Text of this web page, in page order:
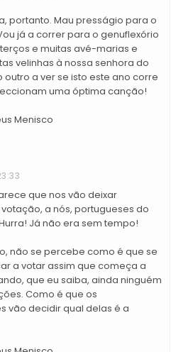
portanto. Mau presságio para o
já a correr para o genuflexório
e muitas avé-marias e
velinhas à nossa senhora do
a ver se isto este ano corre
uma óptima canção!
Menisco
que nos vão deixar
a nós, portugueses do
Já não era sem tempo!
não se percebe como é que se
a votar assim que começa a
que eu saiba, ainda ninguém
Como é que os
vão decidir qual delas é a